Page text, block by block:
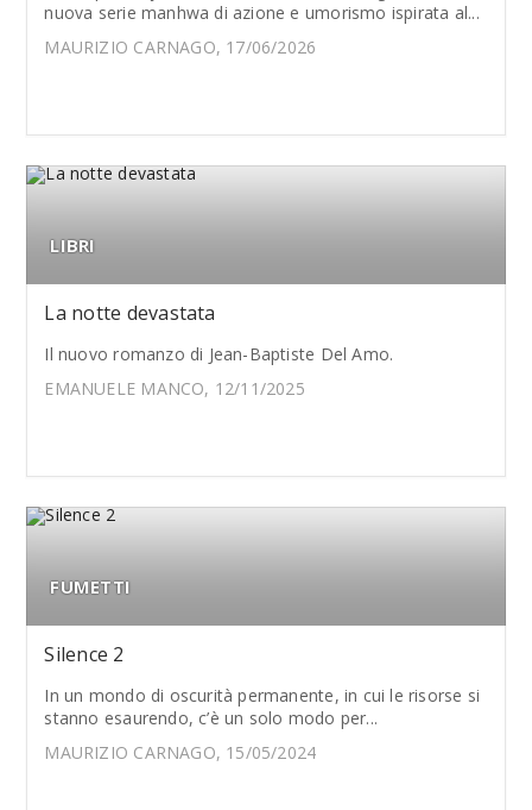
nuova serie manhwa di azione e umorismo ispirata al...
MAURIZIO CARNAGO, 17/06/2026
LIBRI
La notte devastata
Il nuovo romanzo di Jean-Baptiste Del Amo.
EMANUELE MANCO, 12/11/2025
FUMETTI
Silence 2
In un mondo di oscurità permanente, in cui le risorse si
stanno esaurendo, c’è un solo modo per...
MAURIZIO CARNAGO, 15/05/2024